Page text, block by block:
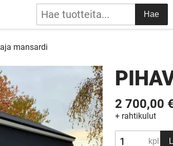
Hae
mansardi
2 700,00
+ rahtikulut